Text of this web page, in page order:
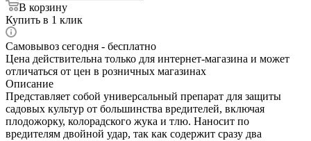
В корзину
Купить в 1 клик
Самовывоз сегодня - бесплатно
Цена действительна только для интернет-магазина и может
отличаться от цен в розничных магазинах
Описание
Представляет собой универсальный препарат для защиты
садовых культур от большинства вредителей, включая
плодожорку, колорадского жука и тлю. Наносит по
вредителям двойной удар, так как содержит сразу два